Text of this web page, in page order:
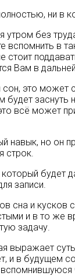
ни в
без
в
Вам в
это
будет
всё может
но он
строк.
будет
записи.
сна и
и в то же
задачу.
в будущем